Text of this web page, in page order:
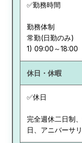
✅勤務時間
勤務体制
常勤(日勤のみ)
休日・休暇
✅休日
完全週休二日制
日、アニバーサ